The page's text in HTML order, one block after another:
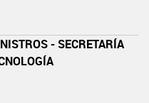
- SECRETARÍA